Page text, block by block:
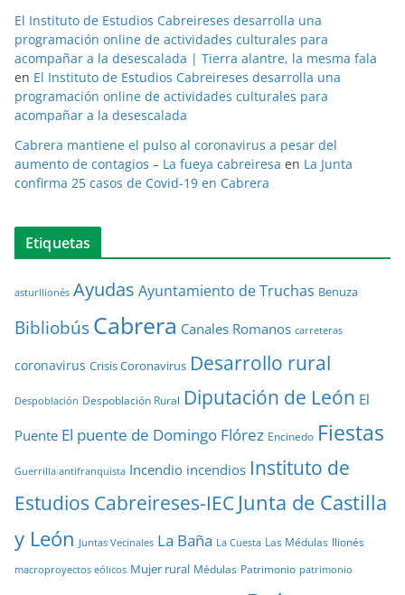
El Instituto de Estudios Cabreireses desarrolla una
programación online de actividades culturales para
acompañar a la desescalada | Tierra alantre, la mesma fala
en El Instituto de Estudios Cabreireses desarrolla una
programación online de actividades culturales para
acompañar a la desescalada
Cabrera mantiene el pulso al coronavirus a pesar del
aumento de contagios – La fueya cabreiresa en La Junta
confirma 25 casos de Covid-19 en Cabrera
Etiquetas
asturllionés Ayudas Ayuntamiento de Truchas Benuza
BibliobúsCabrera Canales Romanos carreteras
coronavirus Crisis Coronavirus Desarrollo rural
Despoblación Despoblación Rural Diputación de León El
Puente El puente de Domingo Flórez Encinedo Fiestas
Guerrilla antifranquista Incendio incendios Instituto de
Estudios Cabreireses-IEC Junta de Castilla
y León Juntas Vecinales La Baña La Cuesta Las Médulas llionés
macroproyectos eólicos Mujer rural Médulas Patrimonio patrimonio